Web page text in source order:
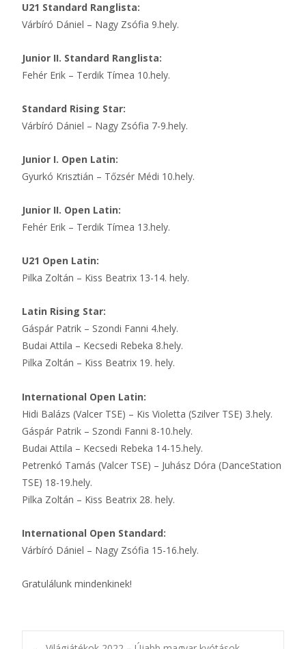
U21 Standard Ranglista:
Várbíró Dániel – Nagy Zsófia 9.hely.
Junior II. Standard Ranglista:
Fehér Erik – Terdik Tímea 10.hely.
Standard Rising Star:
Várbíró Dániel – Nagy Zsófia 7-9.hely.
Junior I. Open Latin:
Gyurkó Krisztián – Tőzsér Médi 10.hely.
Junior II. Open Latin:
Fehér Erik – Terdik Tímea 13.hely.
U21 Open Latin:
Pilka Zoltán – Kiss Beatrix 13-14. hely.
Latin Rising Star:
Gáspár Patrik – Szondi Fanni 4.hely.
Budai Attila – Kecsedi Rebeka 8.hely.
Pilka Zoltán – Kiss Beatrix 19. hely.
International Open Latin:
Hidi Balázs (Valcer TSE) – Kis Violetta (Szilver TSE) 3.hely.
Gáspár Patrik – Szondi Fanni 8-10.hely.
Budai Attila – Kecsedi Rebeka 14-15.hely.
Petrenkó Tamás (Valcer TSE) – Juhász Dóra (DanceStation
TSE) 18-19.hely.
Pilka Zoltán – Kiss Beatrix 28. hely.
International Open Standard:
Várbíró Dániel – Nagy Zsófia 15-16.hely.
Gratulálunk mindenkinek!